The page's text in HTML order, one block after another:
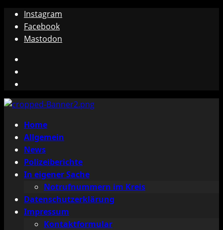
Zum
Inhalt
springen
Instagram
Facebook
Mastodon
Primäres
Menü
Home
Allgemein
News
Polizeiberichte
In eigener Sache
Notrufnummern im Kreis
Datenschutzerklärung
Impressum
Kontaktformular